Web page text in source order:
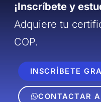
¡Inscríbete y
Adquiere tu
COP.
INSCRÍBETE
CONTACTAR